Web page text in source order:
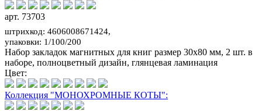
арт. 73703
штрихкод: 4606008671424,
упаковки: 1/100/200
Набор закладок магнитных для книг размер 30x80 мм, 2 шт. в
наборе, полноцветный дизайн, глянцевая ламинация
Цвет:
Коллекция "МОНОХРОМНЫЕ КОТЫ":